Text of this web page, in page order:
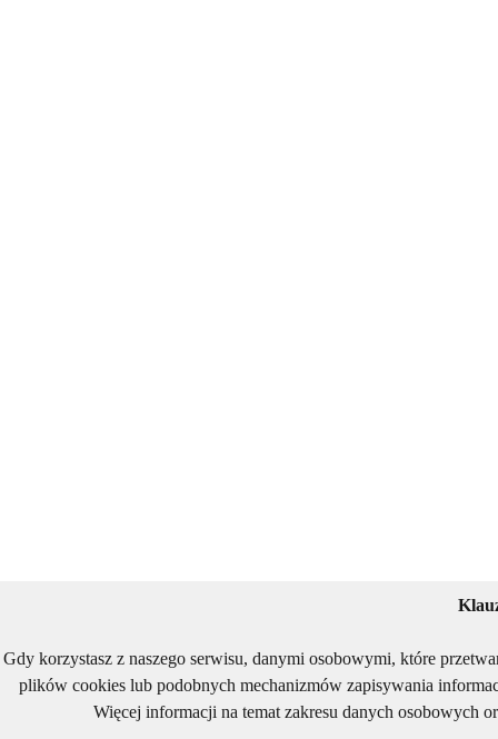
Gdy korzystasz z naszego serwisu, danymi osobowymi, które
plików cookies lub podobnych mechanizmów zapisywania
Więcej informacji na temat zakresu danych osobowych